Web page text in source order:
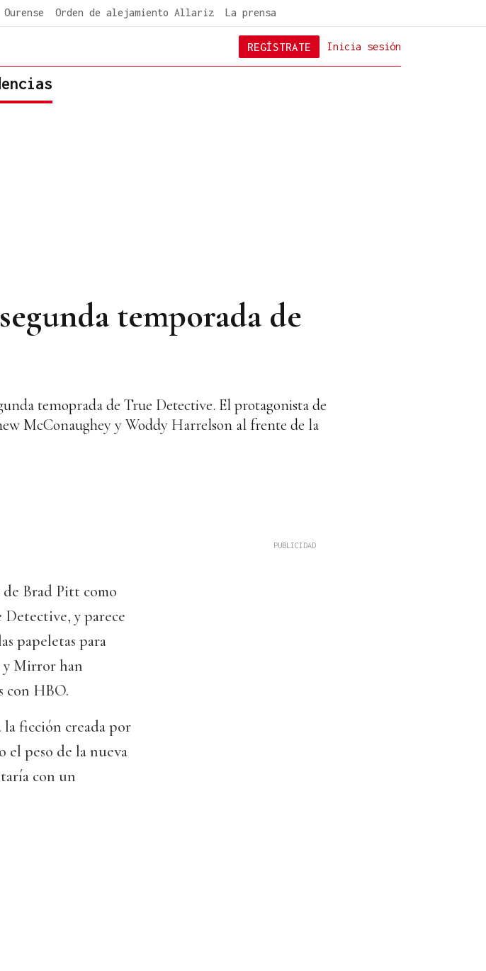
Orden de alejamiento Allariz La prensa
Inicia sesión
REGÍSTRATE
temporada de
temoprada de True Detective. El protagonista de
McConaughey y Woddy Harrelson al frente de la
de Brad Pitt como
y parece
papeletas para
y Mirror han
con HBO.
ficción creada por
el peso de la nueva
con un